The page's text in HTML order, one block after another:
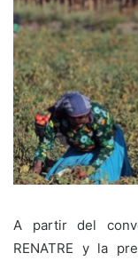
A partir del
RENATRE y la